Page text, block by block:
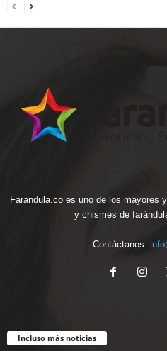
Farandula.co es uno de los mayores
y chismes de
Contáctanos:
Incluso más noticias